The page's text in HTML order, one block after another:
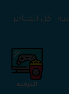
كل المتاجر
التعليم